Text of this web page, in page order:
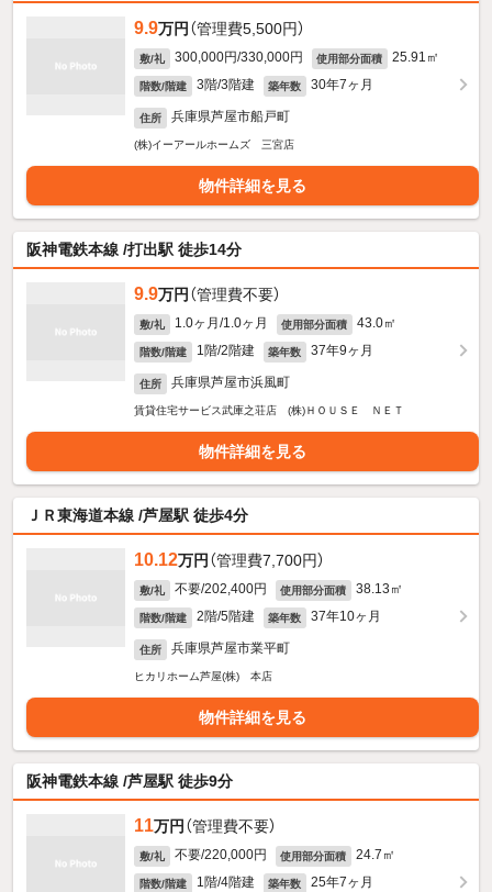
9.9万円 （管理費5,500円）
敷/礼 300,000円/330,000円 使用部分面積 25.91㎡
階数/階建 3階/3階建 築年数 30年7ヶ月
住所 兵庫県芦屋市船戸町
(株)イーアールホームズ 三宮店
物件詳細を見る
阪神電鉄本線 /打出駅 徒歩14分
9.9万円 （管理費不要）
敷/礼 1.0ヶ月/1.0ヶ月 使用部分面積 43.0㎡
階数/階建 1階/2階建 築年数 37年9ヶ月
住所 兵庫県芦屋市浜風町
賃貸住宅サービス武庫之荘店 (株)ＨＯＵＳＥ ＮＥＴ
物件詳細を見る
ＪＲ東海道本線 /芦屋駅 徒歩4分
10.12万円 （管理費7,700円）
敷/礼 不要/202,400円 使用部分面積 38.13㎡
階数/階建 2階/5階建 築年数 37年10ヶ月
住所 兵庫県芦屋市業平町
ヒカリホーム芦屋(株) 本店
物件詳細を見る
阪神電鉄本線 /芦屋駅 徒歩9分
11万円 （管理費不要）
敷/礼 不要/220,000円 使用部分面積 24.7㎡
階数/階建 1階/4階建 築年数 25年7ヶ月